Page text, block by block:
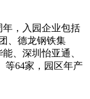
周年，入园企业包括
、德龙钢铁集
、深圳怡亚通、
等64家，园区年产